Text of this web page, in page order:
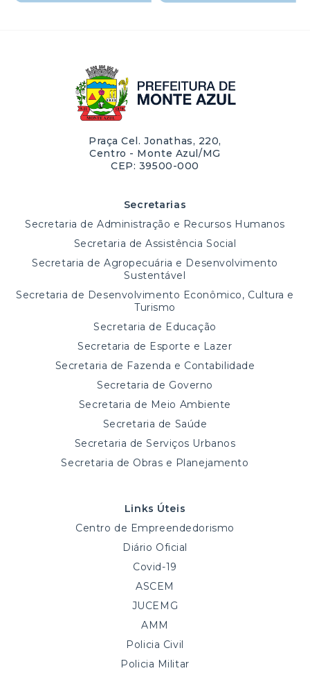
Praça Cel. Jonathas, 220,
Centro - Monte Azul/MG
CEP: 39500-000
Secretarias
Secretaria de Administração e Recursos Humanos
Secretaria de Assistência Social
Secretaria de Agropecuária e Desenvolvimento
Sustentável
Secretaria de Desenvolvimento Econômico, Cultura e
Turismo
Secretaria de Educação
Secretaria de Esporte e Lazer
Secretaria de Fazenda e Contabilidade
Secretaria de Governo
Secretaria de Meio Ambiente
Secretaria de Saúde
Secretaria de Serviços Urbanos
Secretaria de Obras e Planejamento
Links Úteis
Centro de Empreendedorismo
Diário Oficial
Covid-19
ASCEM
JUCEMG
AMM
Policia Civil
Policia Militar